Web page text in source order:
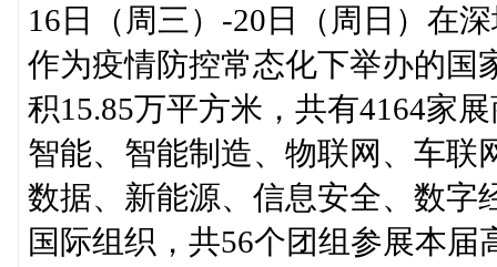
16日（周三）-20日（周日）在
作为疫情防控常态化下举办的国
积15.85万平方米，共有4164家
智能、智能制造、物联网、车联
数据、新能源、信息安全、数字
国际组织，共56个团组参展本